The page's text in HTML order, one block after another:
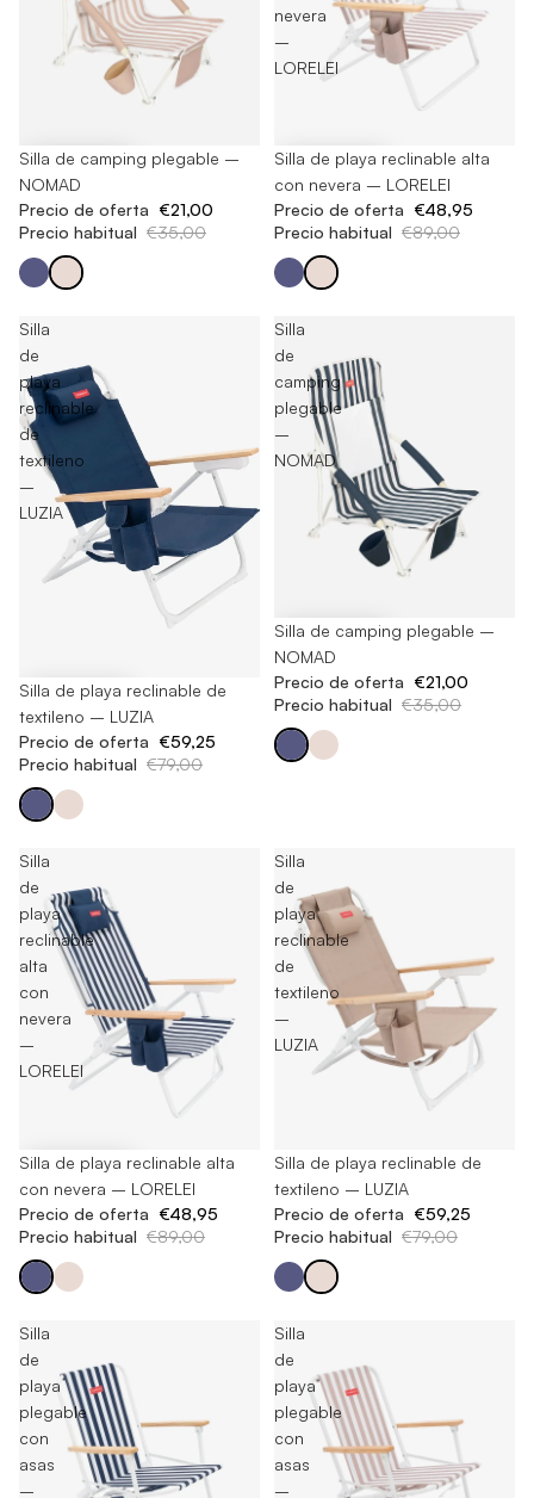
-40%
Silla de camping plegable –
NOMAD
Precio de oferta €21,00
Precio habitual €35,00
nevera
–
LORELEI
-45%
Silla de playa reclinable alta
con nevera – LORELEI
Precio de oferta €48,95
Precio habitual €89,00
Silla
de
playa
reclinable
de
textileno
–
LUZIA
-25%
Silla de playa reclinable de
textileno – LUZIA
Precio de oferta €59,25
Precio habitual €79,00
Silla
de
camping
plegable
–
NOMAD
-40%
Silla de camping plegable –
NOMAD
Precio de oferta €21,00
Precio habitual €35,00
Silla
de
playa
reclinable
alta
con
nevera
–
LORELEI
-45%
Silla de playa reclinable alta
con nevera – LORELEI
Precio de oferta €48,95
Precio habitual €89,00
Silla
de
playa
reclinable
de
textileno
–
LUZIA
Agotado
Silla de playa reclinable de
textileno – LUZIA
Precio de oferta €59,25
Precio habitual €79,00
Silla
de
playa
plegable
con
asas
–
Silla
de
playa
plegable
con
asas
–